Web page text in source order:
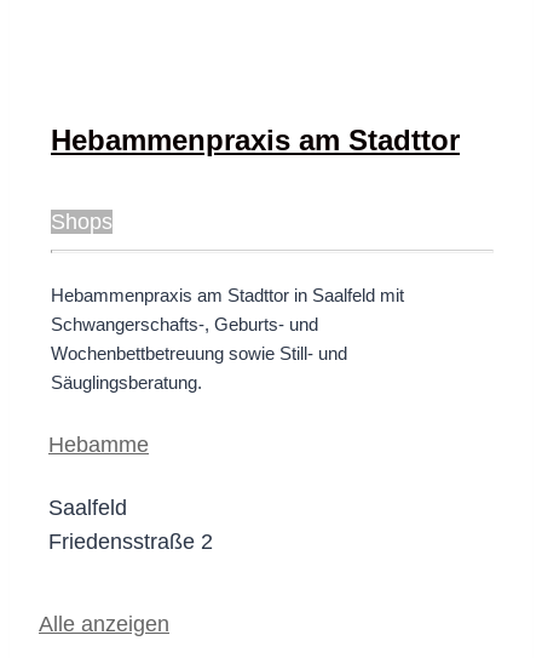
Hebammenpraxis am Stadttor
Shops
Hebammenpraxis am Stadttor in Saalfeld mit
Schwangerschafts-, Geburts- und
Wochenbettbetreuung sowie Still- und
Säuglingsberatung.
Hebamme
Saalfeld
Friedensstraße 2
Alle anzeigen